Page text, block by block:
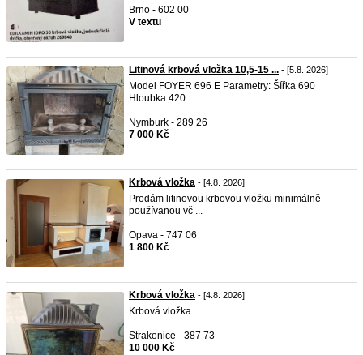
Brno - 602 00
V textu
Litinová krbová vložka 10,5-15 ... - [5.8. 2026]
Model FOYER 696 E Parametry: Šířka 690
Hloubka 420 ...
Nymburk - 289 26
7 000 Kč
Krbová vložka - [4.8. 2026]
Prodám litinovou krbovou vložku minimálně
používanou vč ...
Opava - 747 06
1 800 Kč
Krbová vložka - [4.8. 2026]
Krbová vložka
Strakonice - 387 73
10 000 Kč